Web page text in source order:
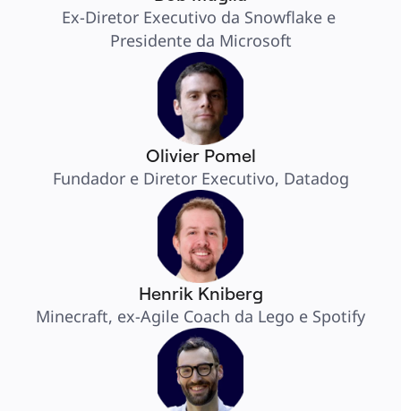
Ex-Diretor Executivo da Snowflake e
Presidente da Microsoft
Olivier Pomel
Fundador e Diretor Executivo, Datadog
Henrik Kniberg
Minecraft, ex-Agile Coach da Lego e Spotify